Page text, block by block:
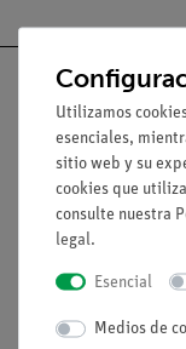
Aviso lega
Condiciones
Utilizamos
esenciales,
sitio web y su
cookies que
consulte nuestra
legal.
Esencial
Medios de